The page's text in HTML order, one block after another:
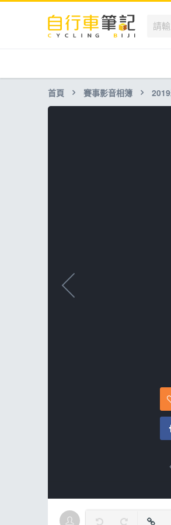
首頁 賽事影音相簿